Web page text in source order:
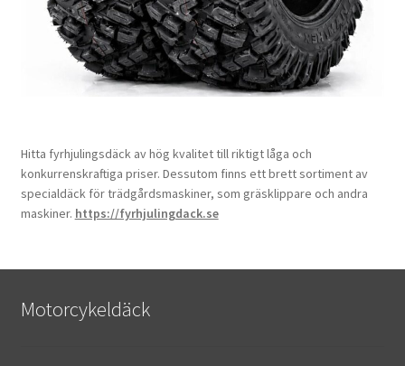
Hitta fyrhjulingsdäck av hög kvalitet till riktigt låga och
konkurrenskraftiga priser. Dessutom finns ett brett sortiment av
specialdäck för trädgårdsmaskiner, som gräsklippare och andra
maskiner. https://fyrhjulingdack.se
Motorcykeldäck